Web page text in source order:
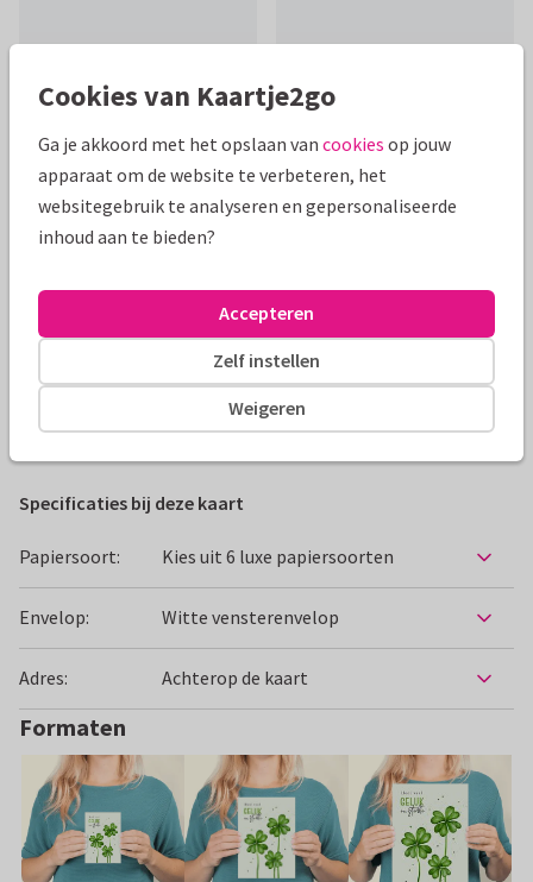
Productinformatie
Laat iemand weten dat je aan hem of haar denkt in een
Alle kaarten zijn helemaal naar wens aan te passen
Beterschapskaarten Paperhugs - by Lidy
Specificaties bij deze kaart
Papiersoort: Kies uit 6 luxe papiersoorten
Envelop: Witte vensterenvelop
Adres: Achterop de kaart
Formaten
Cookies van Kaartje2go
Ga je akkoord met het opslaan van cookies op jouw
apparaat om de website te verbeteren, het
websitegebruik te analyseren en gepersonaliseerde
inhoud aan te bieden?
Weigeren
Zelf instellen
Accepteren